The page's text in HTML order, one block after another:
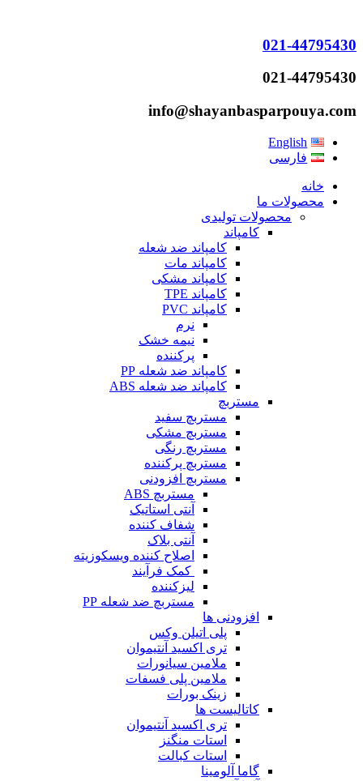
021-44795430
021-44795430
info@shayanbasparpouya.com
English
فارسی
خانه
محصولات ما
محصولات تولیدی
کامپاند
کامپاند ضد شعله
کامپاند مات
کامپاند مشکی
کامپاند TPE
کامپاند PVC
نرم
نیمه خشک
پرکننده
کامپاند ضد شعله PP
کامپاند ضد شعله ABS
مستربچ
مستربچ‌ سفید
مستربچ مشکی
مستربچ رنگی
مستربچ پرکننده
مستربچ افزودنی
مستربچ ABS
آنتی استاتیک
شفاف کننده
آنتی بلاک
اصلاح کننده ویسکوزیته
کمک فرآیند
لیزکننده
مستربچ ضد شعله PP
افزودنی ها
پلی اتیلن وکس
تری اکسید آنتیموان
ملامین سیانورات
ملامین پلی فسفات
زینک بورات
کاتالیست ها
تری اکسید آنتیموان
استات منگنز
استات کبالت
گاما آلومینا